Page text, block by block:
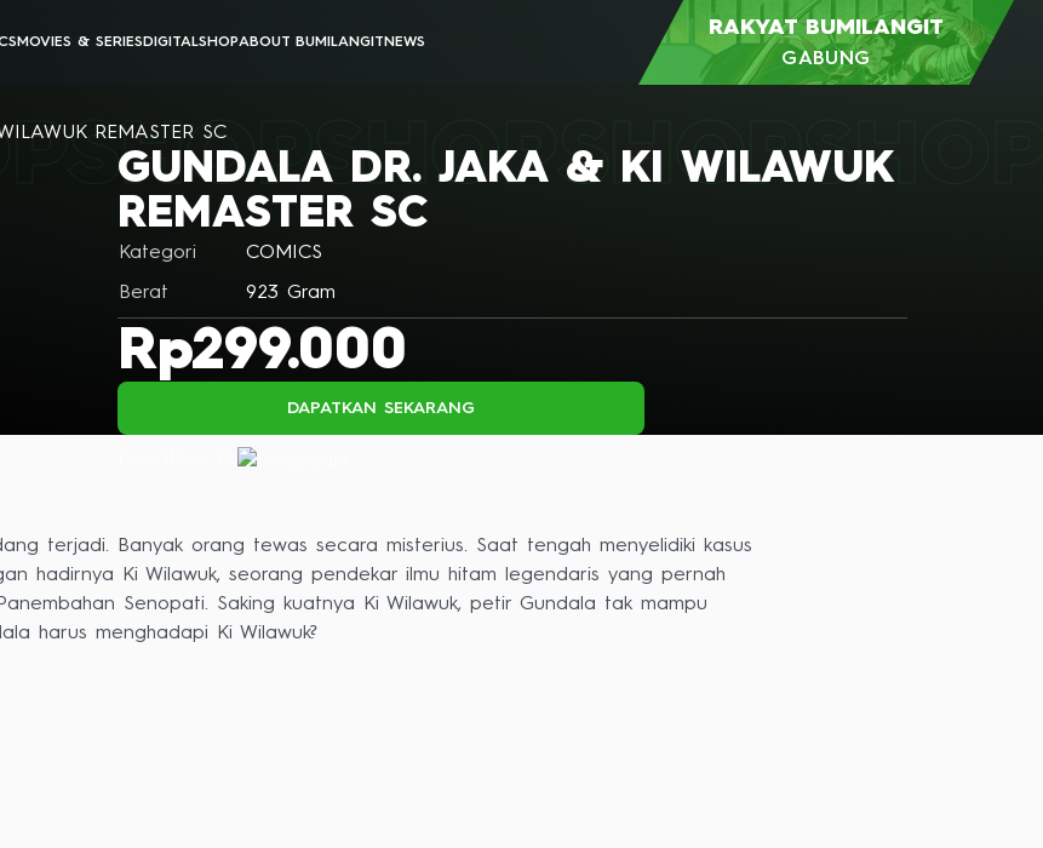
MOVIES & SERIES
ANIMATION
ALL MOVIES & SERIES
DIGITAL
PODCAST & VIDEOS
ALL DIGITAL PRODUCTS
SHOPABOUT BUMILANGIT NEWS
RAKYAT BUMILANGIT
GABUNG
SHOPSHOP SHOP
REMASTER SC
GUNDALA DR. JAKA & KI WILAWUK
REMASTER SC
Kategori COMICS
Berat 923 Gram
Rp299.000
DAPATKAN SEKARANG
terjadi. Banyak orang tewas secara misterius. Saat tengah menyelidiki kasus
hadirnya Ki Wilawuk, seorang pendekar ilmu hitam legendaris yang pernah
Senopati. Saking kuatnya Ki Wilawuk, petir Gundala tak mampu
harus menghadapi Ki Wilawuk?